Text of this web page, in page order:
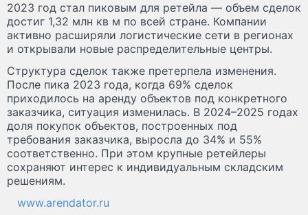
2023 год стал пиковым для ретейла — объем сделок
достиг 1,32 млн кв м по всей стране. Компании
активно расширяли логистические сети в регионах
и открывали новые распределительные центры.
Структура сделок также претерпела изменения.
После пика 2023 года, когда 69% сделок
приходилось на аренду объектов под конкретного
заказчика, ситуация изменилась. В 2024–2025 годах
доля покупок объектов, построенных под
требования заказчика, выросла до 34% и 55%
соответственно. При этом крупные ретейлеры
сохраняют интерес к индивидуальным складским
решениям.
www.arendator.ru